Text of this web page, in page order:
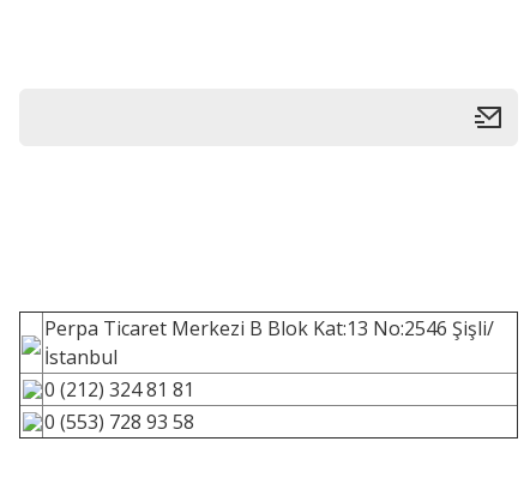
Perpa Ticaret Merkezi B Blok Kat:13 No:2546 Şişli/
İstanbul
0 (212) 324 81 81
0 (553) 728 93 58